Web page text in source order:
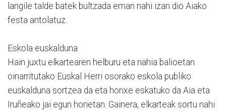
langile talde batek bultzada eman nahi izan dio Aiako
festa antolatuz.
Eskola euskalduna
Hain juxtu elkartearen helburu eta nahia balioetan
oinarritutako Euskal Herri osorako eskola publiko
euskalduna sortzea da eta horixe eskatuko da Aia eta
Iruñeako jai egun horietan. Gainera, elkarteak sortu nahi